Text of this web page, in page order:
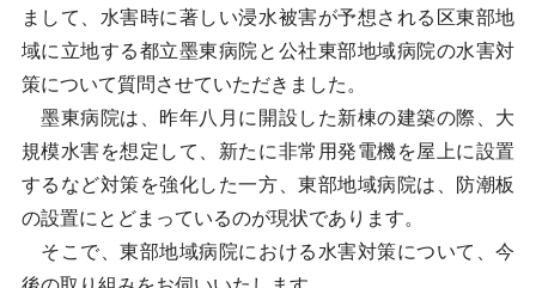
まして、水害時に著しい浸水被害が予想される区東部地
域に立地する都立墨東病院と公社東部地域病院の水害対
策について質問させていただきました。
墨東病院は、昨年八月に開設した新棟の建築の際、大
規模水害を想定して、新たに非常用発電機を屋上に設置
するなど対策を強化した一方、東部地域病院は、防潮板
の設置にとどまっているのが現状であります。
そこで、東部地域病院における水害対策について、今